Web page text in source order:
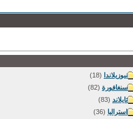
نيوزيلاندا (18)
سنغافورة (82)
تايلاند (83)
استراليا (36)